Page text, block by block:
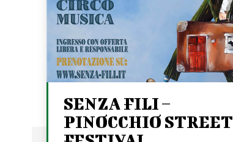
SENZA FILI –
PINOCCHIO STREET